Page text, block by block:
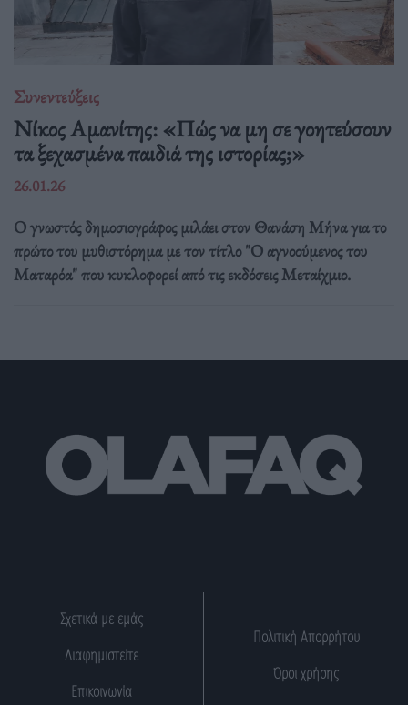
Συνεντεύξεις
Νίκος Αμανίτης: «Πώς να μη σε γοητεύσουν
τα ξεχασμένα παιδιά της ιστορίας;»
26.01.26
Ο γνωστός δημοσιογράφος μιλάει στον Θανάση Μήνα για το
πρώτο του μυθιστόρημα με τον τίτλο "Ο αγνοούμενος του
Ματαρόα" που κυκλοφορεί από τις εκδόσεις Μεταίχμιο.
Σχετικά με εμάς
Διαφημιστείτε
Επικοινωνία
Πολιτική Απορρήτου
Όροι χρήσης